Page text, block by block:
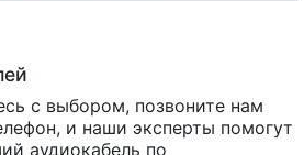
с выбором, позвоните нам
и наши эксперты помогут
аудиокабель по